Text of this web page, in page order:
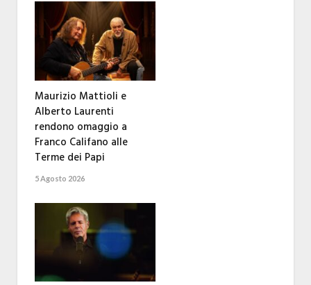
Maurizio Mattioli e
Alberto Laurenti
rendono omaggio a
Franco Califano alle
Terme dei Papi
5 Agosto 2026